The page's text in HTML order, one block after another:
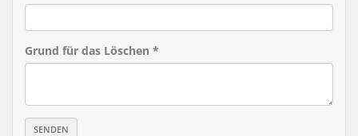
Grund für das Löschen *